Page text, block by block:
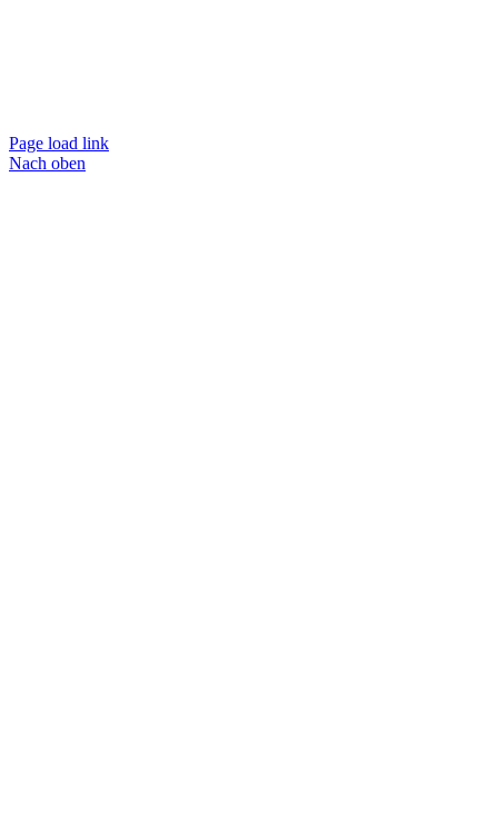
Page load link
Nach oben